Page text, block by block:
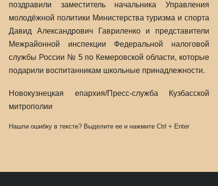
поздравили заместитель начальника Управления
молодёжной политики Министерства туризма и спорта
Давид Александрович Гавриленко и представители
Межрайонной инспекции Федеральной налоговой
службы России № 5 по Кемеровской области, которые
подарили воспитанникам школьные принадлежности.
Новокузнецкая епархия/Пресс-служба Кузбасской
митрополии
Нашли ошибку в тексте? Выделите ее и нажмите Ctrl + Enter